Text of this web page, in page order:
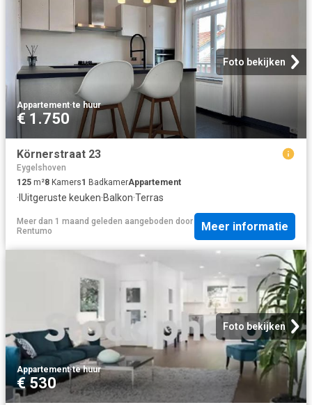
Foto bekijken
Appartement·te huur
€ 1.750
Körnerstraat 23
Eygelshoven
125 m²8 Kamers1 BadkamerAppartement
· IUitgeruste keuken·Balkon·Terras
Meer dan 1 maand geleden aangeboden door
Rentumo
Meer informatie
Foto bekijken
Appartement·te huur
€ 530